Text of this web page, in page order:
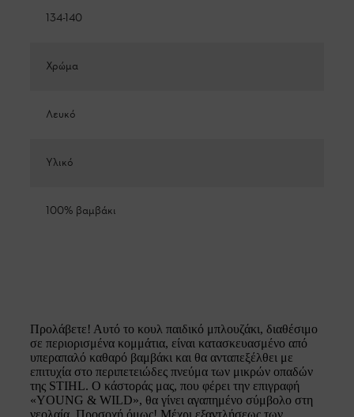
134-140
Χρώμα
Λευκό
Υλικό
100% βαμβάκι
Προλάβετε! Αυτό το κουλ παιδικό μπλουζάκι, διαθέσιμο
σε περιορισμένα κομμάτια, είναι κατασκευασμένο από
υπεραπαλό καθαρό βαμβάκι και θα ανταπεξέλθει με
επιτυχία στο περιπετειώδες πνεύμα των μικρών οπαδών
της STIHL. Ο κάστοράς μας, που φέρει την επιγραφή
«YOUNG & WILD», θα γίνει αγαπημένο σύμβολο στη